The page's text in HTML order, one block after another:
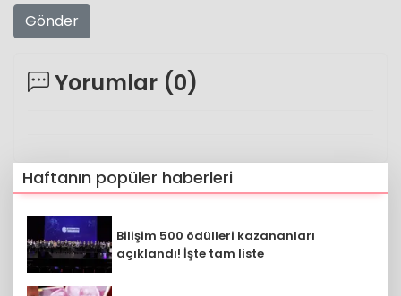
Gönder
Yorumlar (0)
Haftanın popüler haberleri
Bilişim 500 ödülleri kazananları
açıklandı! İşte tam liste